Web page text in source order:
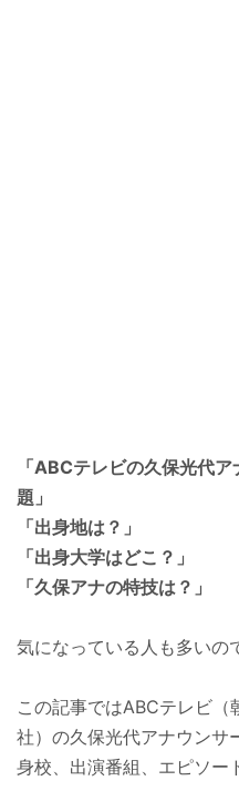
「ABCテレビの久保光代
題」
「出身地は？」
「出身大学はどこ？」
「久保アナの特技は？」
気になっている人も多い
この記事ではABCテレビ
社）の久保光代アナウンサ
身校、出演番組、エピソー